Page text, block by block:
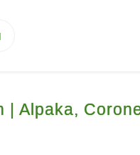
| Alpaka,